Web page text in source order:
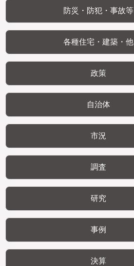
防災・防犯・事故等
各種住宅・建築・他
政策
自治体
市況
調査
研究
事例
決算